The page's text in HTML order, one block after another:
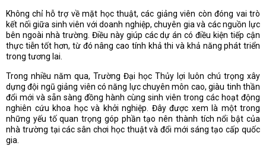
Không chỉ hỗ trợ về mặt học thuật, các giảng viên còn đóng vai trò
kết nối giữa sinh viên với doanh nghiệp, chuyên gia và các nguồn lực
bên ngoài nhà trường. Điều này giúp các dự án có điều kiện tiếp cận
thực tiễn tốt hơn, từ đó nâng cao tính khả thi và khả năng phát triển
trong tương lai.
Trong nhiều năm qua, Trường Đại học Thủy lợi luôn chú trọng xây
dựng đội ngũ giảng viên có năng lực chuyên môn cao, giàu tinh thần
đổi mới và sẵn sàng đồng hành cùng sinh viên trong các hoạt động
nghiên cứu khoa học và khởi nghiệp. Đây được xem là một trong
những yếu tố quan trọng góp phần tạo nên thành tích nổi bật của
nhà trường tại các sân chơi học thuật và đổi mới sáng tạo cấp quốc
gia.